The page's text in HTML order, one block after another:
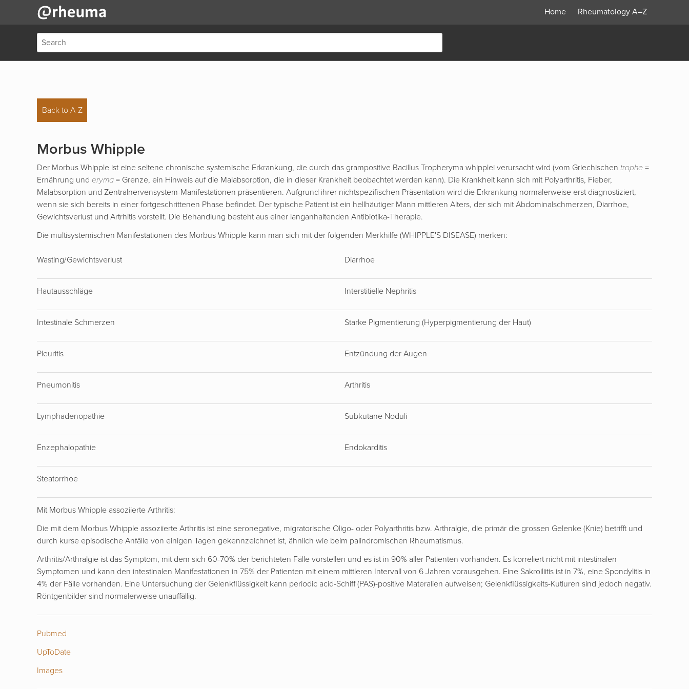
Home RheumatologyA–Z
Back to A-Z
Morbus Whipple
Der Morbus Whipple ist eine seltene chronische systemische Erkrankung, die durch das grampositive Bacillus Tropheryma whipplei verursacht wird (vom Griechischen trophe =
Ernährung und eryma = Grenze, ein Hinweis auf die Malabsorption, die in dieser Krankheit beobachtet werden kann). Die Krankheit kann sich mit Polyarthritis, Fieber,
Malabsorption und Zentralnervensystem-Manifestationen präsentieren. Aufgrund ihrer nichtspezifischen Präsentation wird die Erkrankung normalerweise erst diagnostiziert,
wenn sie sich bereits in einer fortgeschrittenen Phase befindet. Der typische Patient ist ein hellhäutiger Mann mittleren Alters, der sich mit Abdominalschmerzen, Diarrhoe,
Gewichtsverlust und Artrhitis vorstellt. Die Behandlung besteht aus einer langanhaltenden Antibiotika-Therapie.
Die multisystemischen Manifestationen des Morbus Whipple kann man sich mit der folgenden Merkhilfe (WHIPPLE'S DISEASE) merken:
Wasting/Gewichtsverlust Diarrhoe
Hautausschläge Interstitielle Nephritis
Intestinale Schmerzen Starke Pigmentierung (Hyperpigmentierung der Haut)
Pleuritis Entzündung der Augen
Pneumonitis Arthritis
Lymphadenopathie Subkutane Noduli
Enzephalopathie Endokarditis
Steatorrhoe
Mit Morbus Whipple assoziierte Arthritis:
Die mit dem Morbus Whipple assoziierte Arthritis ist eine seronegative, migratorische Oligo- oder Polyarthritis bzw. Arthralgie, die primär die grossen Gelenke (Knie) betrifft und
durch kurse episodische Anfälle von einigen Tagen gekennzeichnet ist, ähnlich wie beim palindromischen Rheumatismus.
Arthritis/Arthralgie ist das Symptom, mit dem sich 60-70% der berichteten Fälle vorstellen und es ist in 90% aller Patienten vorhanden. Es korreliert nicht mit intestinalen
Symptomen und kann den intestinalen Manifestationen in 75% der Patienten mit einem mittleren Intervall von 6 Jahren vorausgehen. Eine Sakroiliitis ist in 7%, eine Spondylitis in
4% der Fälle vorhanden. Eine Untersuchung der Gelenkflüssigkeit kann periodic acid-Schiff (PAS)-positive Materalien aufweisen; Gelenkflüssigkeits-Kutluren sind jedoch negativ.
Röntgenbilder sind normalerweise unauffällig.
Pubmed
UpToDate
Images